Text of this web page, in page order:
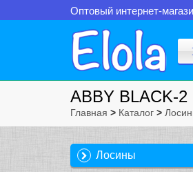
Оптовый интернет-
ABBY BLACK-2
Главная > Каталог >
Лосины